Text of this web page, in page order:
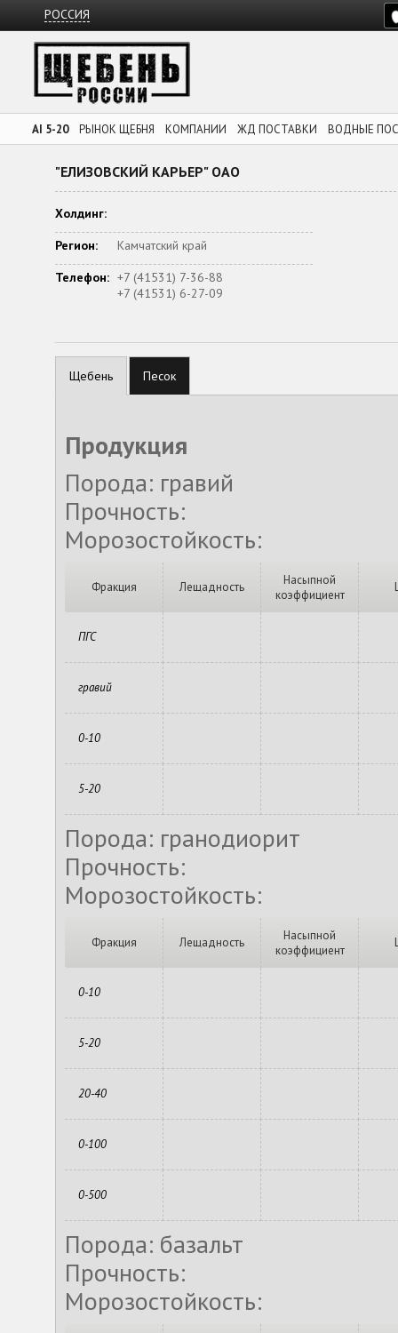
РОССИЯ
AI 5-20 РЫНОК ЩЕБНЯ КОМПАНИИ ЖД ПОСТАВКИ ВОДНЫЕ
"ЕЛИЗОВСКИЙ КАРЬЕР" ОАО
Холдинг:
Регион:
Камчатский край
Телефон: +7 (41531) 7-36-88
+7 (41531) 6-27-09
Щебень Песок
Продукция
Порода: гравий
Прочность:
Морозостойкость:
Фракция Лещадность
Насыпной
коэффициент
ПГС
гравий
0-10
5-20
Порода: гранодиорит
Прочность:
Морозостойкость:
Фракция Лещадность
Насыпной
коэффициент
0-10
5-20
20-40
0-100
0-500
Порода: базальт
Прочность:
Морозостойкость: